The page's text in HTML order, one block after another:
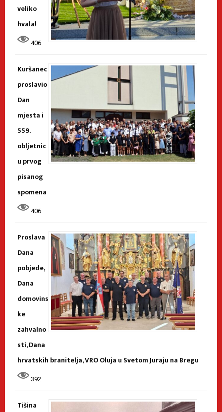
veliko
hvala!
406
Kuršanec
proslavio
Dan
mjesta i
559.
obljetnic
u prvog
pisanog
spomena
406
Proslava
Dana
pobjede,
Dana
domovins
ke
zahvalno
sti, Dana
hrvatskih branitelja, VRO Oluja u Svetom Juraju na Bregu
392
Tišina